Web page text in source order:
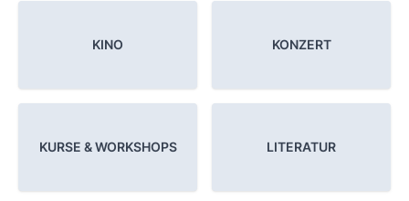
KINO KONZERT
KURSE & WORKSHOPS LITERATUR